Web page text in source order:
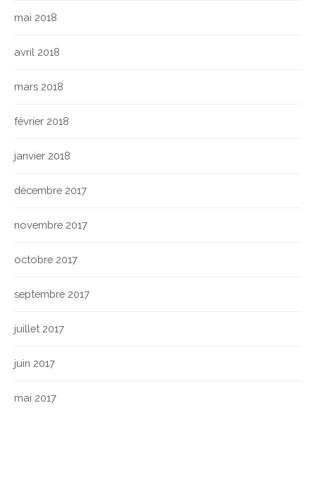
mai 2018
avril 2018
mars 2018
février 2018
janvier 2018
décembre 2017
novembre 2017
octobre 2017
septembre 2017
juillet 2017
juin 2017
mai 2017